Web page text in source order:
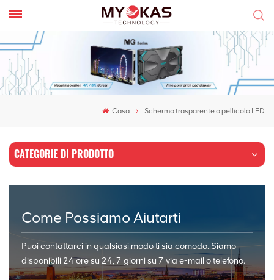
Casa Schermo trasparente a pellicola LED
CATEGORIE DI PRODOTTO
Come Possiamo Aiutarti
Puoi contattarci in qualsiasi modo ti sia comodo. Siamo
disponibili 24 ore su 24, 7 giorni su 7 via e-mail o telefono.